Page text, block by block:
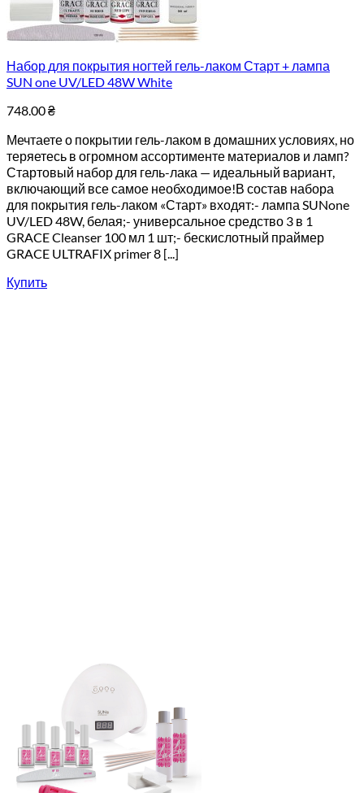
Набор для покрытия ногтей гель-лаком Старт + лампа
SUN one UV/LED 48W White
748.00₴
Мечтаете о покрытии гель-лаком в домашних условиях, но
теряетесь в огромном ассортименте материалов и ламп?
Стартовый набор для гель-лака — идеальный вариант,
включающий все самое необходимое!В состав набора
для покрытия гель-лаком «Старт» входят:- лампа SUNone
UV/LED 48W, белая;- универсальное средство 3 в 1
GRACE Cleanser 100 мл 1 шт;- бескислотный праймер
GRACE ULTRAFIX primer 8 [...]
Купить